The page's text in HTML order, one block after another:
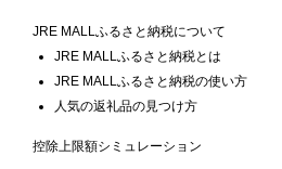
JRE MALLふるさと納税について
JRE MALLふるさと納税とは
JRE MALLふるさと納税の使い方
人気の返礼品の見つけ方
控除上限額シミュレーション